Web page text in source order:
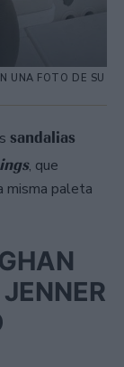
UNA FOTO DE SU
sandalias
, que
misma paleta